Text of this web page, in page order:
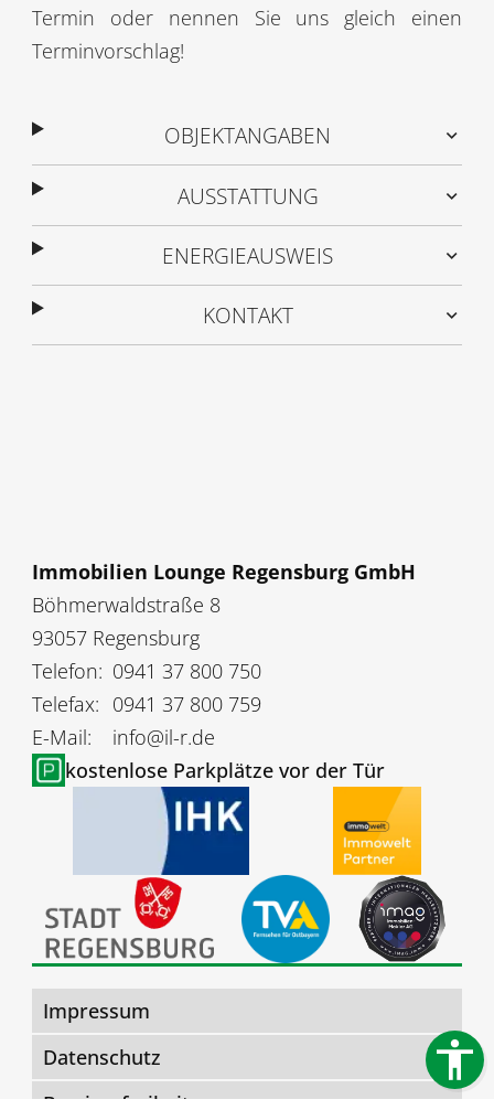
Termin oder nennen Sie uns gleich einen
Terminvorschlag!
OBJEKTANGABEN
AUSSTATTUNG
ENERGIEAUSWEIS
KONTAKT
Immobilien Lounge Regensburg GmbH
Böhmerwaldstraße 8
93057 Regensburg
Telefon: 0941 37 800 750
Telefax: 0941 37 800 759
E-Mail:
info@il-r.de
kostenlose Parkplätze vor der Tür
Impressum
Datenschutz
Barrierefreiheit